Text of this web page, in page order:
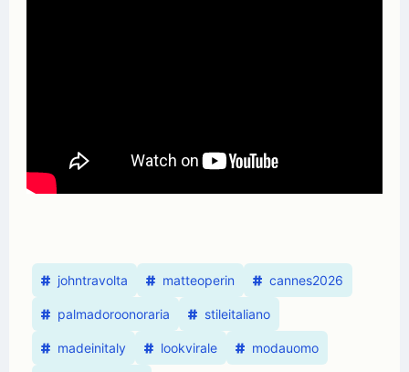
johntravolta matteoperin cannes2026
palmadoroonoraria stileitaliano
madeinitaly lookvirale modauomo